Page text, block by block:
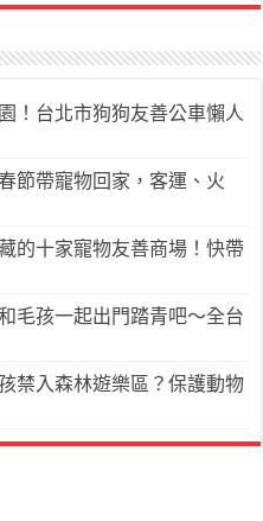
！台北市狗狗友善公車懶人
節帶寵物回家，客運、火
的十家寵物友善商場！快帶
毛孩一起出門踏青吧～全台
禁入森林遊樂區？保護動物